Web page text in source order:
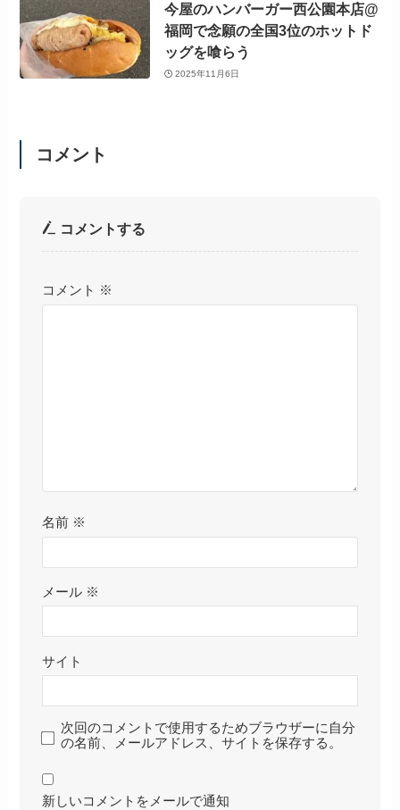
今屋のハンバーガー西公園本店@
福岡で念願の全国3位のホットド
ッグを喰らう
2025年11月6日
コメント
コメントする
コメント ※
名前 ※
メール ※
サイト
次回のコメントで使用するためブラウザーに自分
の名前、メールアドレス、サイトを保存する。
新しいコメントをメールで通知